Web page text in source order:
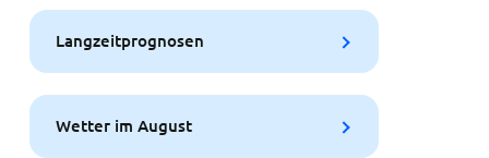
Langzeitprognosen
Wetter im August